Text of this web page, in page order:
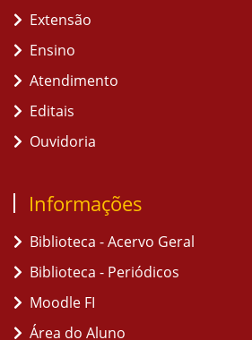
Extensão
Ensino
Atendimento
Editais
Ouvidoria
Informações
Biblioteca - Acervo Geral
Biblioteca - Periódicos
Moodle FI
Área do Aluno